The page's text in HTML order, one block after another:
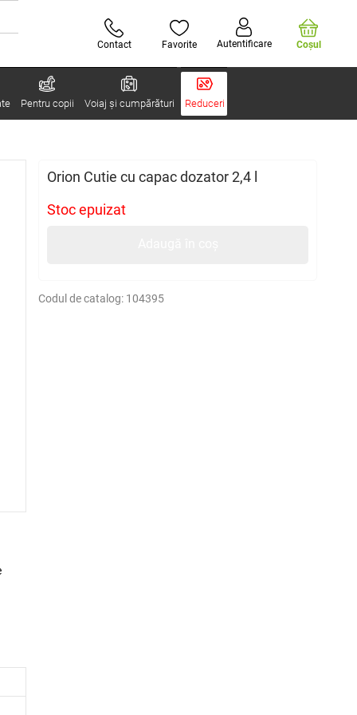
Contact Favorite Autentificare Coşul
Pentru copii Voiaj și cumpărături Reduceri
Orion Cutie cu capac dozator 2,4 l
Stoc epuizat
Codul de catalog: 104395